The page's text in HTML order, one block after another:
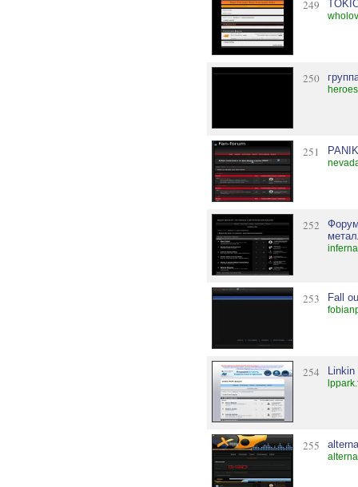
249
250
251
252
253 Fall
254
255